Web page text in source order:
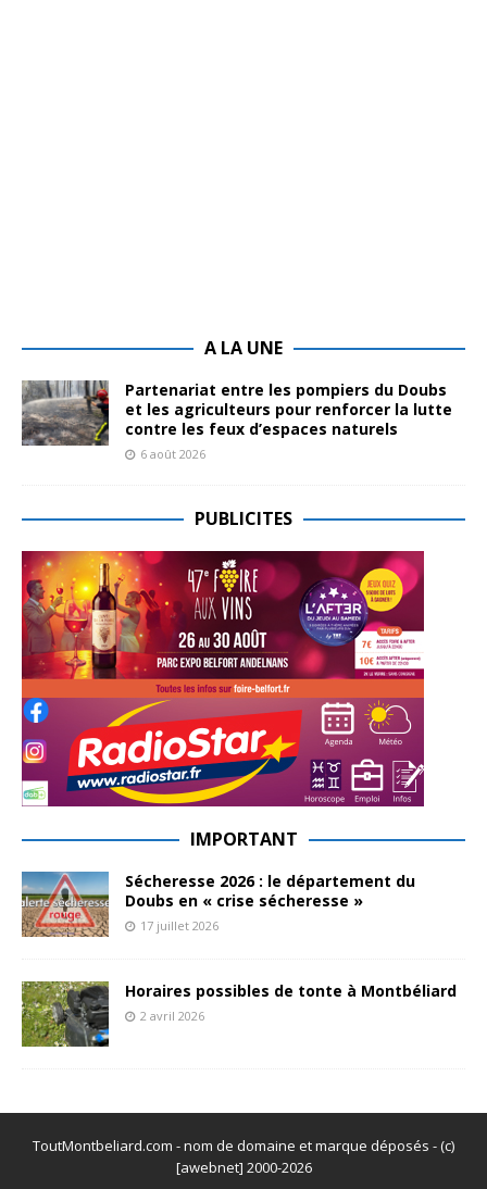
A LA UNE
Partenariat entre les pompiers du Doubs
et les agriculteurs pour renforcer la lutte
contre les feux d’espaces naturels
6 août 2026
PUBLICITES
IMPORTANT
Sécheresse 2026 : le département du
Doubs en « crise sécheresse »
17 juillet 2026
Horaires possibles de tonte à Montbéliard
2 avril 2026
ToutMontbeliard.com - nom de domaine et marque déposés - (c)
[awebnet] 2000-2026